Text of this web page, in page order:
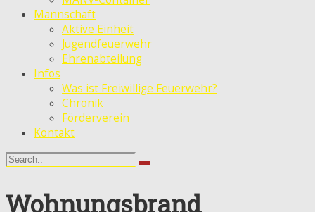
Mannschaft
Aktive Einheit
Jugendfeuerwehr
Ehrenabteilung
Infos
Was ist Freiwillige Feuerwehr?
Chronik
Förderverein
Kontakt
Wohnungsbrand